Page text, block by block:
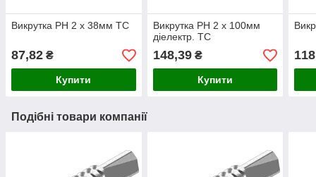
Викрутка PH 2 х 38мм TC
87,82 ₴
Купити
Викрутка PH 2 х 100мм
діелектр. TC
148,39₴
Купити
Подібні товари компанії